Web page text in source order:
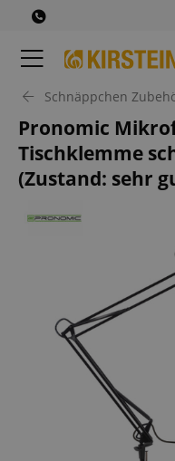
Schnäppchen
Pronomic
Tischklemme
(Zustand: sehr